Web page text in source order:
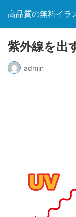
高品質の無料イラ
紫外線を出
admin